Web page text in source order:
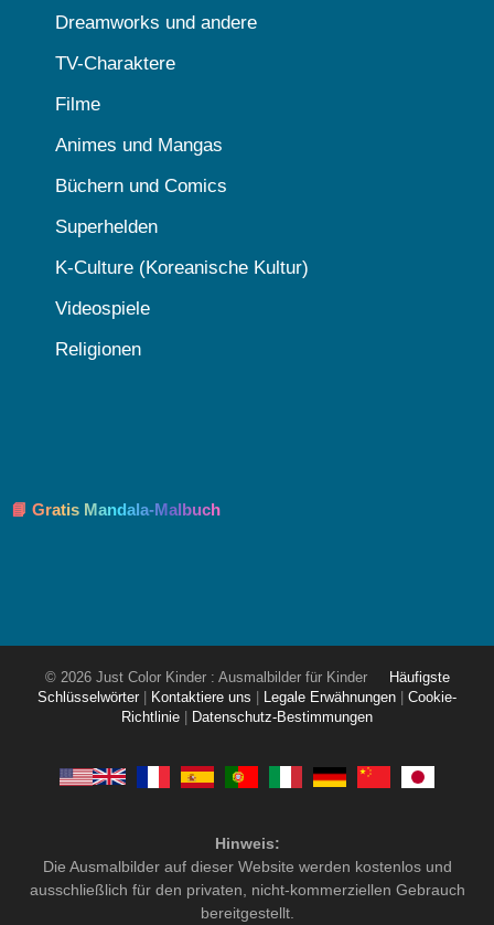
Dreamworks und andere
TV-Charaktere
Filme
Animes und Mangas
Büchern und Comics
Superhelden
K-Culture (Koreanische Kultur)
Videospiele
Religionen
📘 Gratis Mandala-Malbuch
© 2026 Just Color Kinder : Ausmalbilder für Kinder
Häufigste
Schlüsselwörter
Kontaktiere uns Legale Erwähnungen
Cookie-
Richtlinie
Datenschutz-Bestimmungen
Hinweis:
Die Ausmalbilder auf dieser Website werden kostenlos und
ausschließlich für den privaten, nicht-kommerziellen Gebrauch
bereitgestellt.